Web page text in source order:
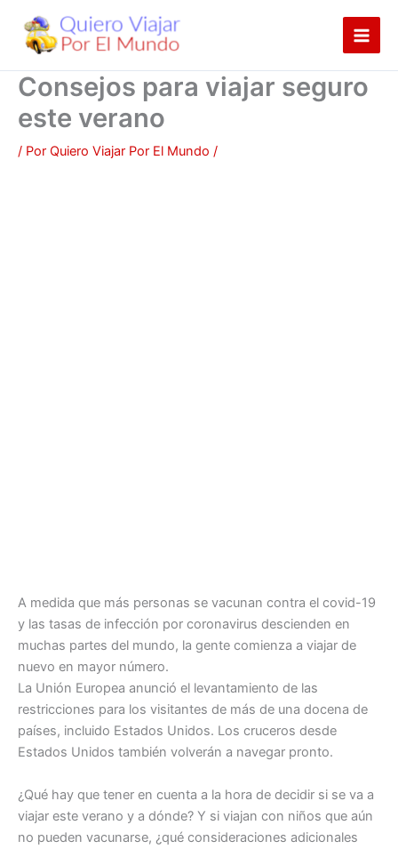
contenido
Consejos para viajar seguro
este verano
/ Por Quiero Viajar Por El Mundo /
A medida que más personas se vacunan contra el covid-19
y las tasas de infección por coronavirus descienden en
muchas partes del mundo, la gente comienza a viajar de
nuevo en mayor número.
La Unión Europea anunció el levantamiento de las
restricciones para los visitantes de más de una docena de
países, incluido Estados Unidos. Los cruceros desde
Estados Unidos también volverán a navegar pronto.
¿Qué hay que tener en cuenta a la hora de decidir si se va a
viajar este verano y a dónde? Y si viajan con niños que aún
no pueden vacunarse, ¿qué consideraciones adicionales